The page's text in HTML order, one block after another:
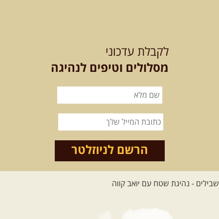
האם אתם מחפשים חוויה מיוחדת
בטבע? מחפשים חוויה שתעניק לכם ...
שישי- ממרומי
הגליל העליון למורדות הירדן
נצא מג'ש שבמורדות הר מירון, נמשיך
לאורך נחל דישון ונעצור ...[המשך]
לכל הטיולים
לקבלת עדכוני
מסלולים וטיפים לנהיגה
הרשם לניוזלטר